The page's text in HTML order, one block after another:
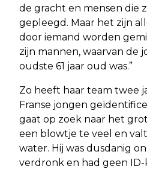
de gracht en mensen die
gepleegd. Maar het zijn
door iemand worden
zijn mannen, waarvan de
oudste 61 jaar oud was.”
Zo heeft haar team twee
Franse jongen
gaat op zoek naar het
een blowtje te veel en
water. Hij was dusdanig
verdronk en had geen ID-